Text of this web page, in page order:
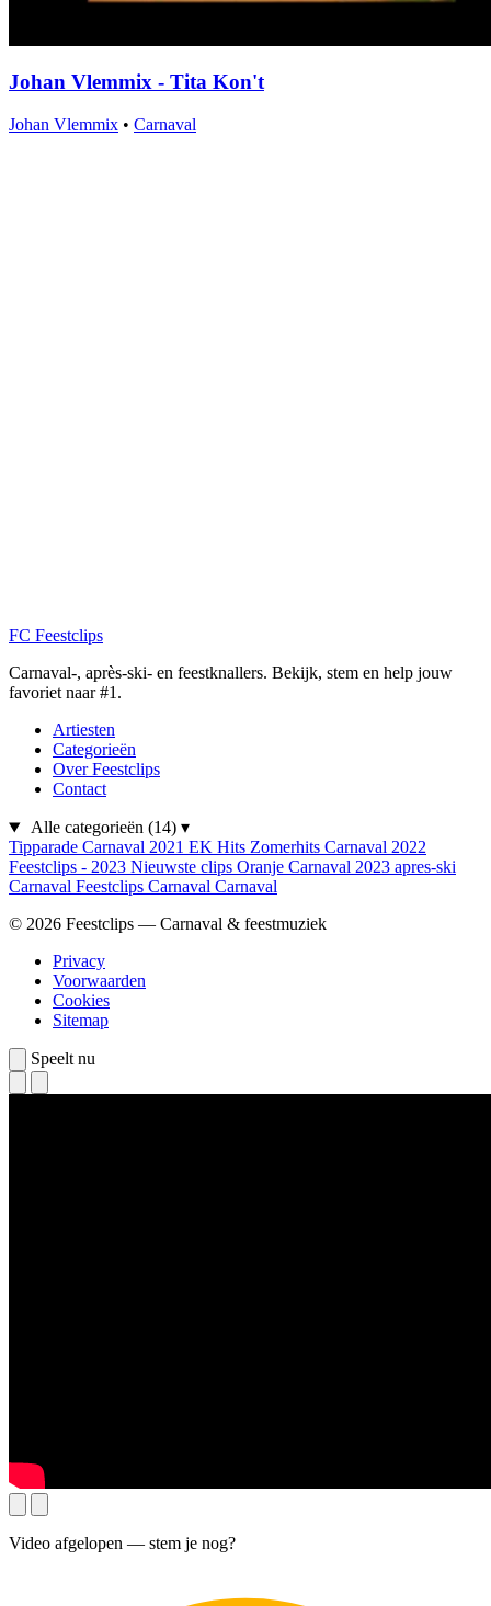
Johan Vlemmix - Tita Kon't
Johan Vlemmix • Carnaval
FC Feestclips
Carnaval-, après-ski- en feestknallers. Bekijk, stem en help jouw
favoriet naar #1.
Artiesten
Categorieën
Over Feestclips
Contact
Alle categorieën (14) ▾
Tipparade Carnaval 2021 EK Hits Zomerhits Carnaval 2022
Feestclips - 2023 Nieuwste clips Oranje Carnaval 2023 apres-ski
Carnaval Feestclips Carnaval Carnaval
© 2026 Feestclips — Carnaval & feestmuziek
Privacy
Voorwaarden
Cookies
Sitemap
Speelt nu
Video afgelopen — stem je nog?